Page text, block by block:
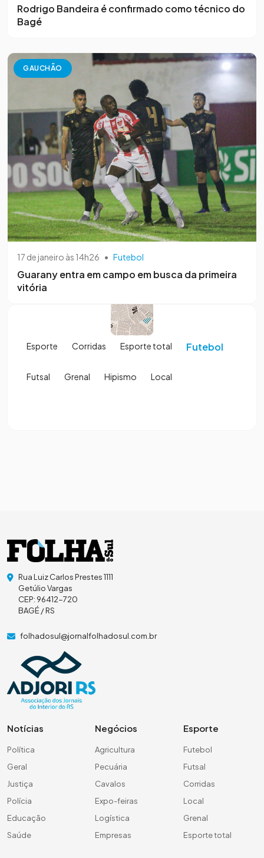
Rodrigo Bandeira é confirmado como técnico do
Bagé
GAUCHÃO
17 de janeiro às 14h26 • Futebol
Guarany entra em campo em busca da primeira
vitória
Esporte Corridas Esporte total Futebol
Futsal Grenal Hipismo Local
Rua Luiz Carlos Prestes 1111
Getúlio Vargas
CEP: 96412-720
BAGÉ / RS
folhadosul@jornalfolhadosul.com.br
Notícias
Política
Geral
Justiça
Polícia
Educação
Saúde
Negócios
Agricultura
Pecuária
Cavalos
Expo-feiras
Logística
Empresas
Esporte
Futebol
Futsal
Corridas
Local
Grenal
Esporte total